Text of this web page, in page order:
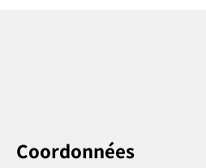
Coordonnées